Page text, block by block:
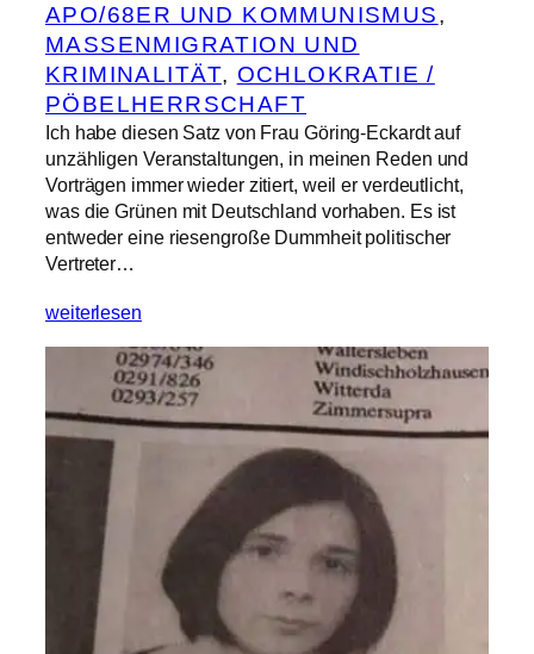
APO/68ER UND KOMMUNISMUS
MASSENMIGRATION UND
KRIMINALITÄT, OCHLOKRATIE /
PÖBELHERRSCHAFT
Ich habe diesen Satz von Frau Göring-Eckardt auf
unzähligen Veranstaltungen, in meinen Reden und
Vorträgen immer wieder zitiert, weil er verdeutlicht,
was die Grünen mit Deutschland vorhaben. Es ist
entweder eine riesengroße Dummheit politischer
Vertreter…
weiterlesen